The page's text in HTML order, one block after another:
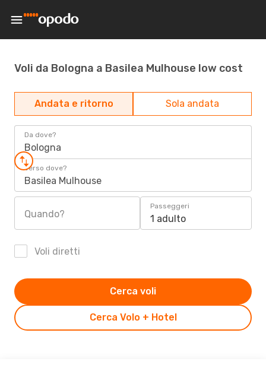
Voli da Bologna a Basilea Mulhouse low cost
Andata e ritorno Sola andata
Da dove?
Bologna
Verso dove?
Basilea Mulhouse
Quando?
Passeggeri
1 adulto
Voli diretti
Cerca Volo + Hotel
Cerca voli